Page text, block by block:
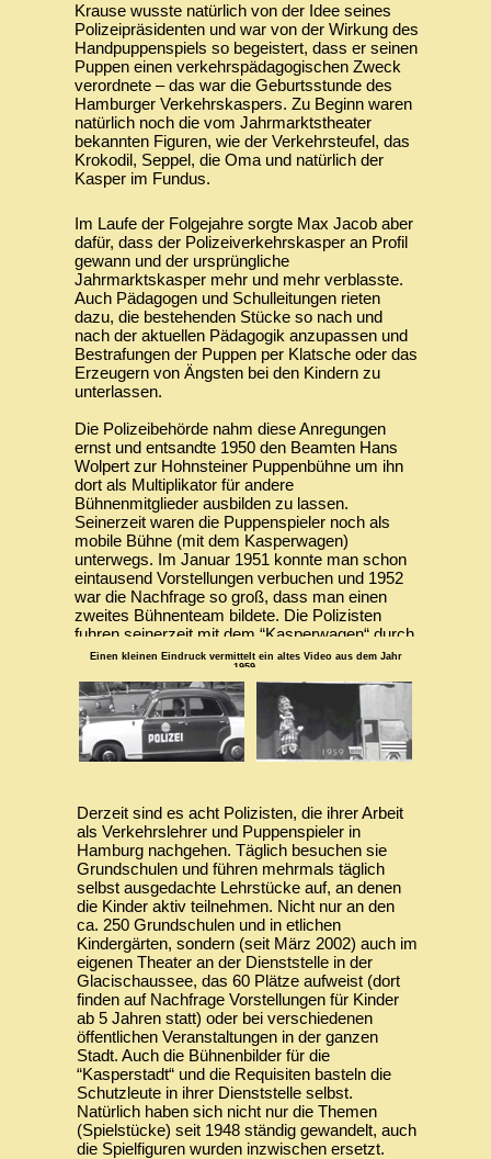
‍Krause wusste natürlich von der Idee seines
Polizeipräsidenten und war von der Wirkung des
Handpuppenspiels so begeistert, dass er seinen
Puppen einen verkehrspädagogischen Zweck
verordnete – das war die Geburtsstunde des
Hamburger Verkehrskaspers. Zu Beginn waren
natürlich noch die vom Jahrmarktstheater
bekannten Figuren, wie der Verkehrsteufel, das
Krokodil, Seppel, die Oma und natürlich der
Kasper im Fundus.
‍Im Laufe der Folgejahre sorgte Max Jacob aber
dafür, dass der Polizeiverkehrskasper an Profil
gewann und der ursprüngliche
Jahrmarktskasper mehr und mehr verblasste.
Auch Pädagogen und Schulleitungen rieten
dazu, die bestehenden Stücke so nach und
nach der aktuellen Pädagogik anzupassen und
Bestrafungen der Puppen per Klatsche oder das
Erzeugern von Ängsten bei den Kindern zu
unterlassen.
‍Die Polizeibehörde nahm diese Anregungen
ernst und entsandte 1950 den Beamten Hans
Wolpert zur Hohnsteiner Puppenbühne um ihn
dort als Multiplikator für andere
Bühnenmitglieder ausbilden zu lassen.
Seinerzeit waren die Puppenspieler noch als
mobile Bühne (mit dem Kasperwagen)
unterwegs. Im Januar 1951 konnte man schon
eintausend Vorstellungen verbuchen und 1952
war die Nachfrage so groß, dass man einen
zweites Bühnenteam bildete. Die Polizisten
fuhren seinerzeit mit dem “Kasperwagen“ durch
die Stadt und sammelten die Kinder per
Lautsprecherdurchsagen zu den Präsentationen
ein, welche an bestimmten Plätzen (u.a.
Rathausmarkt, Stadtparkwiese, Hagenbecks
Tierpark) in der Stadt stattfanden.
Einen kleinen Eindruck vermittelt ein altes Video aus dem Jahr
1959.
Derzeit sind es acht Polizisten, die ihrer Arbeit
als Verkehrslehrer und Puppenspieler in
Hamburg nachgehen. Täglich besuchen sie
Grundschulen und führen mehrmals täglich
selbst ausgedachte Lehrstücke auf, an denen
die Kinder aktiv teilnehmen. Nicht nur an den
ca. 250 Grundschulen und in etlichen
Kindergärten, sondern (seit März 2002) auch im
eigenen Theater an der Dienststelle in der
Glacischaussee, das 60 Plätze aufweist (dort
finden auf Nachfrage Vorstellungen für Kinder
ab 5 Jahren statt) oder bei verschiedenen
öffentlichen Veranstaltungen in der ganzen
Stadt. Auch die Bühnenbilder für die
“Kasperstadt“ und die Requisiten basteln die
Schutzleute in ihrer Dienststelle selbst.
Natürlich haben sich nicht nur die Themen
(Spielstücke) seit 1948 ständig gewandelt, auch
die Spielfiguren wurden inzwischen ersetzt.